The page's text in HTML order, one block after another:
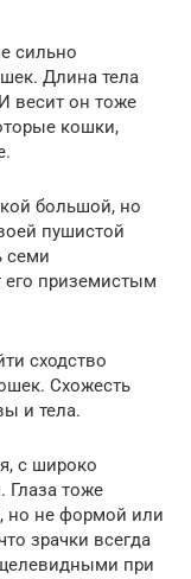
сильно
Длина тела
весит он тоже
кошки,
большой, но
пушистой
семи
приземистым
сходство
Схожесть
и тела.
с широко
тоже
но не формой или
зрачки всегда
при